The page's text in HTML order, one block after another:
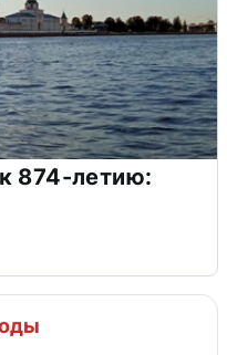
874-летию: